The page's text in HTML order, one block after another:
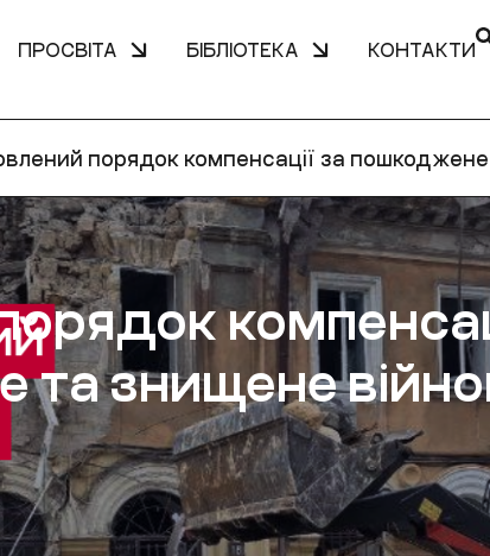
ПРОСВІТА БІБЛІОТЕКА КОНТАКТИ
порядок компенсації за
та знищене